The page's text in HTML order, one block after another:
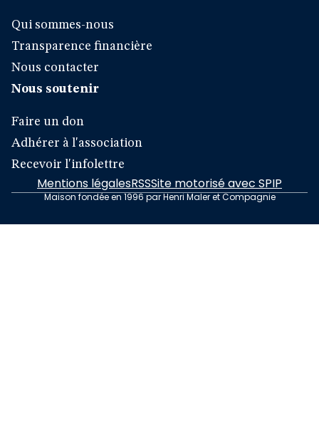
Qui sommes-nous
Transparence financière
Nous contacter
Nous soutenir
Faire un don
Adhérer à l'association
Recevoir l'infolettre
Mentions légalesRSSSite motorisé avec SPIP
Maison fondée en 1996 par Henri Maler et Compagnie